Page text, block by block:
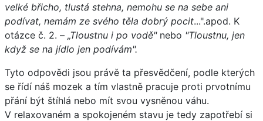
velké břicho, tlustá stehna, nemohu se na sebe ani
podívat, nemám ze svého těla dobrý pocit...".apod. K
otázce č. 2. – „Tloustnu i po vodě"nebo "Tloustnu, jen
když se na jídlo jen podívám".
Tyto odpovědi jsou právě ta přesvědčení, podle kterých
se řídí náš mozek a tím vlastně pracuje proti prvotnímu
přání být štíhlá nebo mít svou vysněnou váhu.
V relaxovaném a spokojeném stavu je tedy zapotřebí si